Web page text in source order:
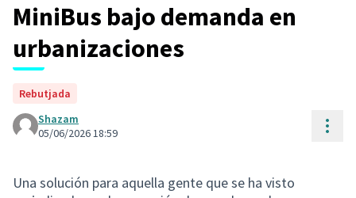
MiniBus bajo demanda en
urbanizaciones
Rebutjada
Shazam
05/06/2026 18:59
Una solución para aquella gente que se ha visto